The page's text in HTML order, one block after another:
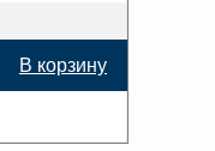
В корзину